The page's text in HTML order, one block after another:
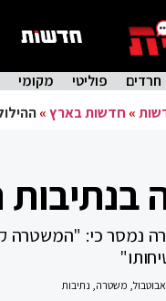
חרדים פוליטי מקומי
» חדשות בארץ»
בנתיבות
נמסר כי: "המשטרה
, משטרה, נתיבות